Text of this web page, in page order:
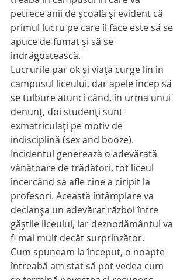
petrece anii de școală și evident că
primul lucru pe care îl face este să se
apuce de fumat și să se
îndrăgostească.
Lucrurile par ok şi viața curge lin în
campusul liceului, dar apele încep să
se tulbure atunci când, în urma unui
denunţ, doi studenți sunt
exmatriculați pe motiv de
indisciplină (sex and booze).
Incidentul generează o adevărată
vânătoare de trădători, tot liceul
încercând să afle cine a ciripit la
profesori. Această întâmplare va
declanșa un adevărat război între
găștile liceului, iar deznodământul va
fi mai mult decât surprinzător.
Cum spuneam la început, o noapte
întreabă am stat să pot vedea cum